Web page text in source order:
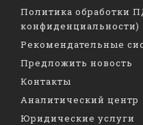
Политика обработки
конфиденциальности)
Рекомендательные
Предложить новость
Контакты
Аналитический центр
Юридические услуги